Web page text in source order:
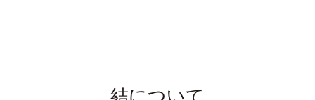
結について